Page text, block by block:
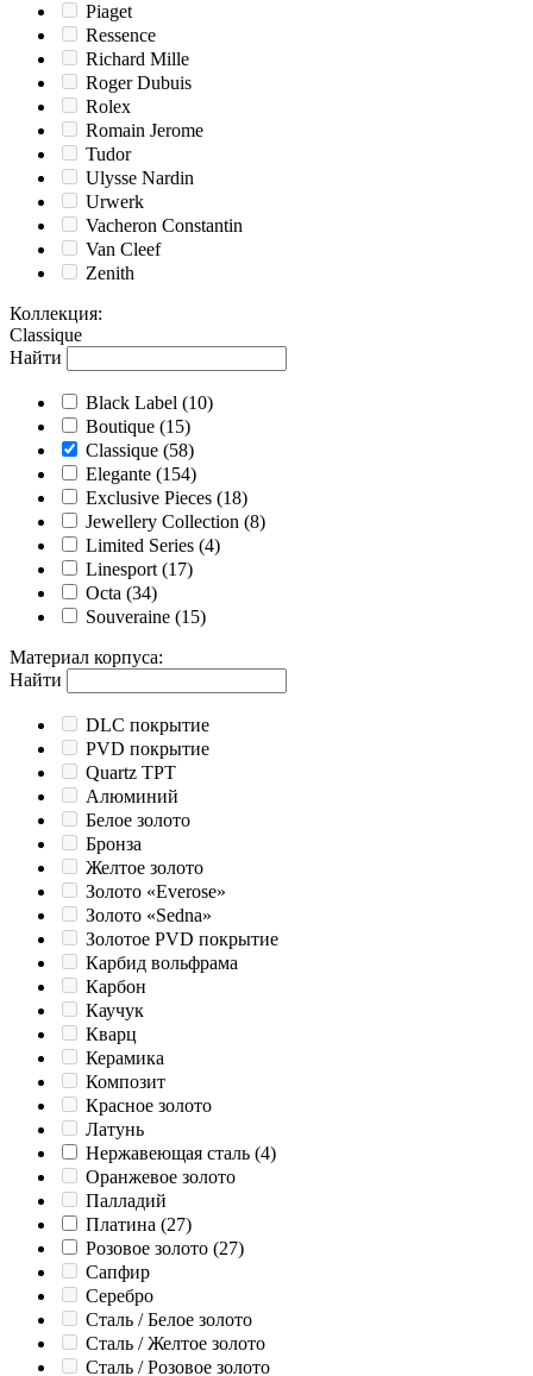
Piaget
Ressence
Richard Mille
Roger Dubuis
Rolex
Romain Jerome
Tudor
Ulysse Nardin
Urwerk
Vacheron Constantin
Van Cleef
Zenith
Коллекция:
Classique
Найти
Black Label (10)
Boutique (15)
Classique (58)
Elegante (154)
Exclusive Pieces (18)
Jewellery Collection (8)
Limited Series (4)
Linesport (17)
Octa (34)
Souveraine (15)
Материал корпуса:
Найти
DLC покрытие
PVD покрытие
Quartz TPT
Алюминий
Белое золото
Бронза
Желтое золото
Золото «Everose»
Золото «Sedna»
Золотое PVD покрытие
Карбид вольфрама
Карбон
Каучук
Кварц
Керамика
Композит
Красное золото
Латунь
Нержавеющая сталь (4)
Оранжевое золото
Палладий
Платина (27)
Розовое золото (27)
Сапфир
Серебро
Сталь / Белое золото
Сталь / Желтое золото
Сталь / Розовое золото